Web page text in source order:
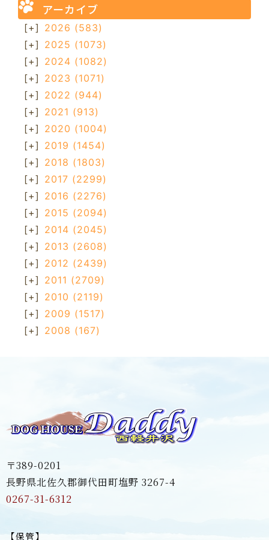
アーカイブ
[+] 2026 (583)
[+] 2025 (1073)
[+] 2024 (1082)
[+] 2023 (1071)
[+] 2022 (944)
[+] 2021 (913)
[+] 2020 (1004)
[+] 2019 (1454)
[+] 2018 (1803)
[+] 2017 (2299)
[+] 2016 (2276)
[+] 2015 (2094)
[+] 2014 (2045)
[+] 2013 (2608)
[+] 2012 (2439)
[+] 2011 (2709)
[+] 2010 (2119)
[+] 2009 (1517)
[+] 2008 (167)
〒389-0201
長野県北佐久郡御代田町塩野 3267-4
0267-31-6312
【保管】